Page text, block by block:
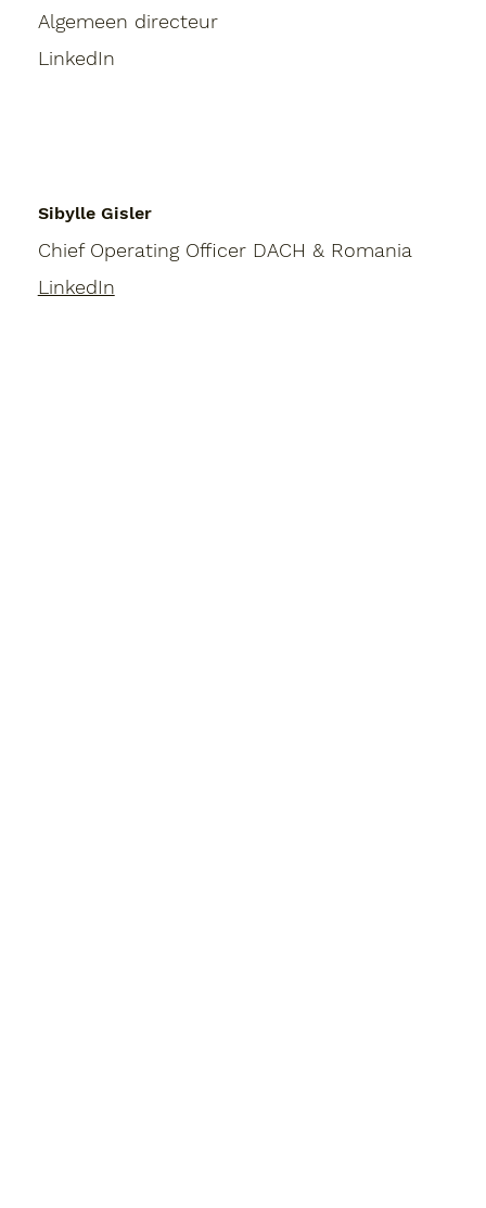
Algemeen directeur
LinkedIn
Sibylle Gisler
Chief Operating Officer DACH & Romania
LinkedIn